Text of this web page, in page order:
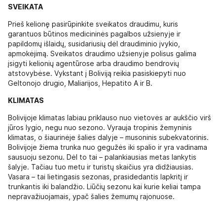
SVEIKATA
Prieš kelionę pasirūpinkite sveikatos draudimu, kuris
garantuos būtinos medicininės pagalbos užsienyje ir
papildomų išlaidų, susidariusių dėl draudiminio įvykio,
apmokėjimą. Sveikatos draudimo užsienyje polisus galima
įsigyti kelionių agentūrose arba draudimo bendrovių
atstovybėse. Vykstant į Boliviją reikia pasiskiepyti nuo
Geltonojo drugio, Maliarijos, Hepatito A ir B.
KLIMATAS
Bolivijoje klimatas labiau priklauso nuo vietovės ar aukščio virš
jūros lygio, negu nuo sezono. Vyrauja tropinis žemyninis
klimatas, o šiaurinėje šalies dalyje – musoninis subekvatorinis.
Bolivijoje žiema trunka nuo gegužės iki spalio ir yra vadinama
sausuoju sezonu. Dėl to tai – palankiausias metas lankytis
šalyje. Tačiau tuo metu ir turistų skaičius yra didžiausias.
Vasara – tai lietingasis sezonas, prasidedantis lapkritį ir
trunkantis iki balandžio. Liūčių sezonu kai kurie keliai tampa
nepravažiuojamais, ypač šalies žemumų rajonuose.